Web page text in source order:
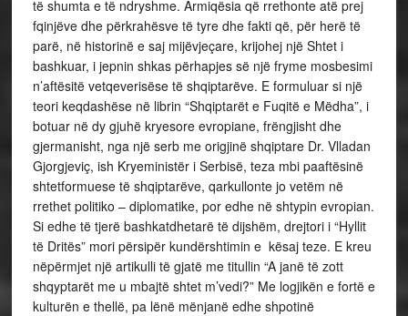
të shumta e të ndryshme. Armiqësia që rrethonte atë prej
fqinjëve dhe përkrahësve të tyre dhe fakti që, për herë të
parë, në historinë e saj mijëvjeçare, krijohej një Shtet i
bashkuar, i jepnin shkas përhapjes së një fryme mosbesimi
n’aftësitë vetqeverisëse të shqiptarëve. E formuluar si një
teori keqdashëse në librin “Shqiptarët e Fuqitë e Mëdha”, i
botuar në dy gjuhë kryesore evropiane, frëngjisht dhe
gjermanisht, nga një serb me origjinë shqiptare Dr. Vlladan
Gjorgjeviç, ish Kryeministër i Serbisë, teza mbi paaftësinë
shtetformuese të shqiptarëve, qarkullonte jo vetëm në
rrethet politiko – diplomatike, por edhe në shtypin evropian.
Si edhe të tjerë bashkatdhetarë të dijshëm, drejtori i “Hyllit
të Dritës” mori përsipër kundërshtimin e kësaj teze. E kreu
nëpërmjet një artikulli të gjatë me titullin “A janë të zott
shqyptarët me u mbajtë shtet m’vedi?” Me logjikën e fortë e
kulturën e thellë, pa lënë mënjanë edhe shpotinë